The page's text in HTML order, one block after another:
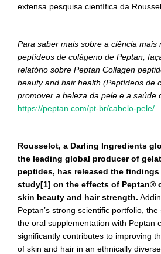
extensa pesquisa científica da
Para saber mais sobre a ciência mais
peptídeos de colágeno de Peptan,
relatório sobre Peptan Collagen
beauty and hair health (Peptídeos de
promover a beleza da pele e a saúde
https://peptan.com/pt-br/cabelo-pele/
Rousselot, a Darling Ingredients
the leading global producer of
peptides, has released the
study[1] on the effects of Peptan®
skin beauty and hair strength.
Peptan’s strong scientific portfolio,
the oral supplementation with Peptan
significantly contributes to improving
of skin and hair in an ethnically